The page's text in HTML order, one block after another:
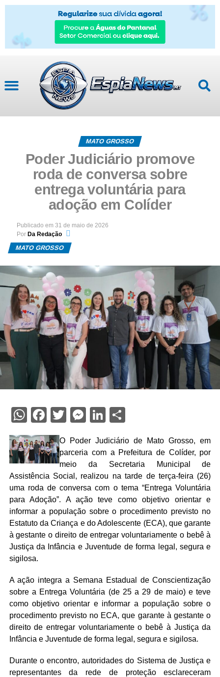
MATO GROSSO
Poder Judiciário promove
roda de conversa sobre
entrega voluntária para
adoção em Colíder
Publicado em 31 de maio de 2026
Por Da Redação
MATO GROSSO
WhatsApp
Facebook
Twitter
Messenger
LinkedIn
Share
O Poder Judiciário de Mato Grosso, em
parceria com a Prefeitura de Colíder, por
meio da Secretaria Municipal de
Assistência Social, realizou na tarde de terça-feira (26)
uma roda de conversa com o tema “Entrega Voluntária
para Adoção”. A ação teve como objetivo orientar e
informar a população sobre o procedimento previsto no
Estatuto da Criança e do Adolescente (ECA), que garante
à gestante o direito de entregar voluntariamente o bebê à
Justiça da Infância e Juventude de forma legal, segura e
sigilosa.
A ação integra a Semana Estadual de Conscientização
sobre a Entrega Voluntária (de 25 a 29 de maio) e teve
como objetivo orientar e informar a população sobre o
procedimento previsto no ECA, que garante à gestante o
direito de entregar voluntariamente o bebê à Justiça da
Infância e Juventude de forma legal, segura e sigilosa.
Durante o encontro, autoridades do Sistema de Justiça e
representantes da rede de proteção esclareceram